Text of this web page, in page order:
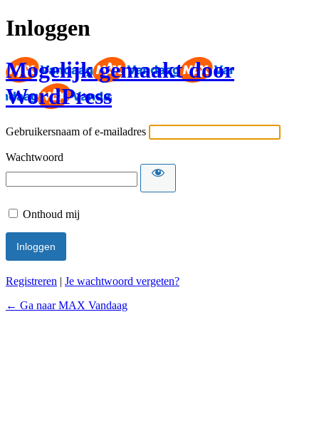
Inloggen
Mogelijk gemaakt door
WordPress
Gebruikersnaam of e-mailadres
Wachtwoord
Onthoud mij
Registreren | Je wachtwoord vergeten?
← Ga naar MAX Vandaag